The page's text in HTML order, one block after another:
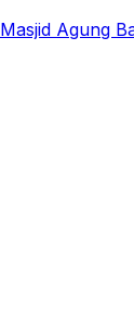
Masjid Agung